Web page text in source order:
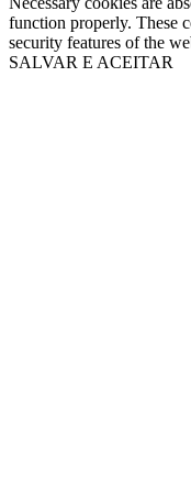
function properly. These
security features of the
SALVAR E ACEITAR